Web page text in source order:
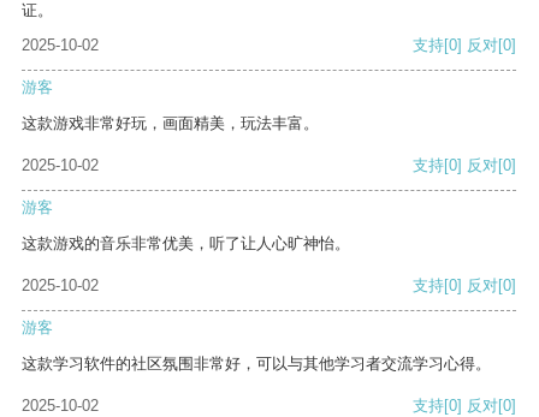
证。
2025-10-02
支持[0] 反对[0]
游客
这款游戏非常好玩，画面精美，玩法丰富。
2025-10-02 支持[0] 反对[0]
游客
这款游戏的音乐非常优美，听了让人心旷神怡。
2025-10-02 支持[0] 反对[0]
游客
这款学习软件的社区氛围非常好，可以与其他学习者交流学习心得。
2025-10-02 支持[0] 反对[0]